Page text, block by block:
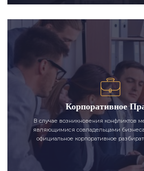
Корпоративное
В случае возникновения конфликтов
являющимися совладельцами
официальное корпоративное